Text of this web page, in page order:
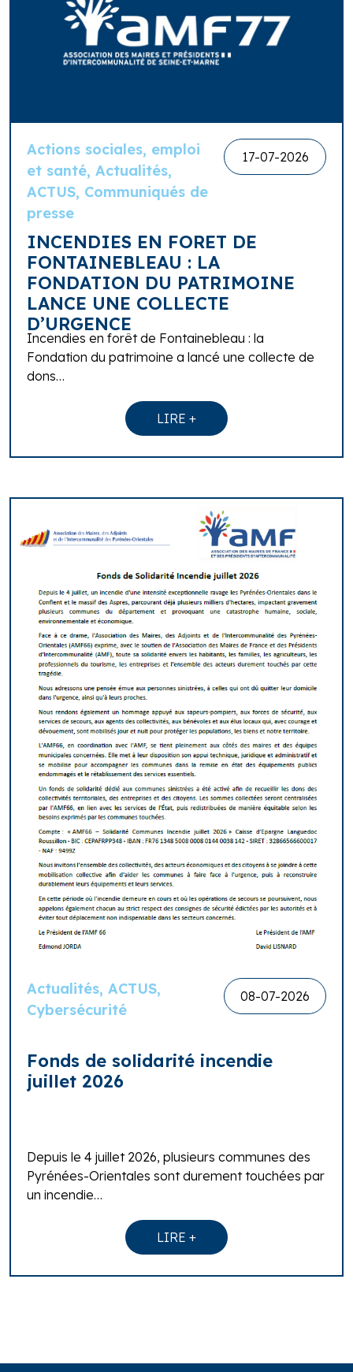
Actions sociales, emploi
et santé, Actualités,
ACTUS, Communiqués de
presse
17-07-2026
INCENDIES EN FORET DE
FONTAINEBLEAU : LA
FONDATION DU PATRIMOINE
LANCE UNE COLLECTE
D’URGENCE
Incendies en forêt de Fontainebleau : la
Fondation du patrimoine a lancé une collecte de
dons…
LIRE +
Actualités, ACTUS,
Cybersécurité
08-07-2026
Fonds de solidarité incendie
juillet 2026
Depuis le 4 juillet 2026, plusieurs communes des
Pyrénées-Orientales sont durement touchées par
un incendie…
LIRE +